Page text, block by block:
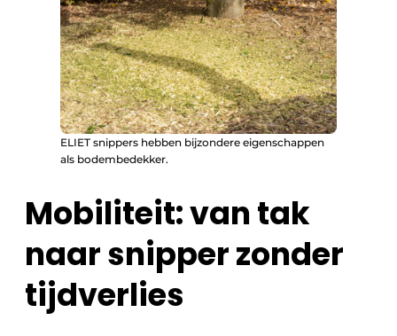
ELIET snippers hebben bijzondere eigenschappen
als bodembedekker.
Mobiliteit: van tak
naar snipper zonder
tijdverlies